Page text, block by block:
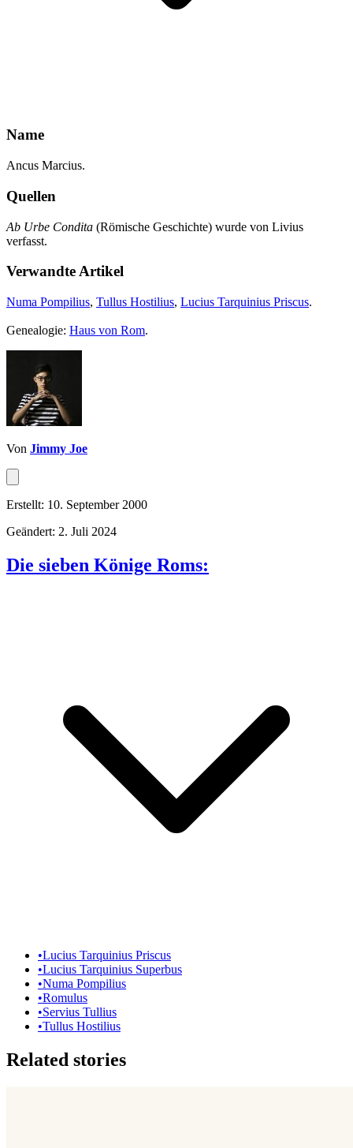
Name
Ancus Marcius.
Quellen
Ab Urbe Condita (Römische Geschichte) wurde von Livius
verfasst.
Verwandte Artikel
Numa Pompilius, Tullus Hostilius, Lucius Tarquinius Priscus.
Genealogie: Haus von Rom.
Von Jimmy Joe
Erstellt: 10. September 2000
Geändert: 2. Juli 2024
Die sieben Könige Roms:
•Lucius Tarquinius Priscus
•Lucius Tarquinius Superbus
•Numa Pompilius
•Romulus
•Servius Tullius
•Tullus Hostilius
Related stories